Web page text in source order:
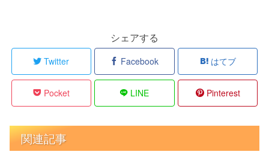
シェアする
Twitter Facebook はてブ
Pocket LINE Pinterest
関連記事